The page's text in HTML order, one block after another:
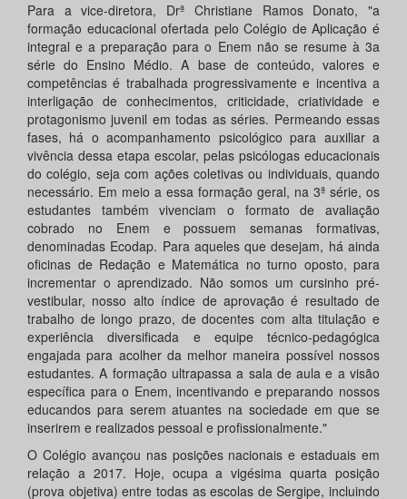
Para a vice-diretora, Drª Christiane Ramos Donato, "a
formação educacional ofertada pelo Colégio de Aplicação é
integral e a preparação para o Enem não se resume à 3a
série do Ensino Médio. A base de conteúdo, valores e
competências é trabalhada progressivamente e incentiva a
interligação de conhecimentos, criticidade, criatividade e
protagonismo juvenil em todas as séries. Permeando essas
fases, há o acompanhamento psicológico para auxiliar a
vivência dessa etapa escolar, pelas psicólogas educacionais
do colégio, seja com ações coletivas ou individuais, quando
necessário. Em meio a essa formação geral, na 3ª série, os
estudantes também vivenciam o formato de avaliação
cobrado no Enem e possuem semanas formativas,
denominadas Ecodap. Para aqueles que desejam, há ainda
oficinas de Redação e Matemática no turno oposto, para
incrementar o aprendizado. Não somos um cursinho pré-
vestibular, nosso alto índice de aprovação é resultado de
trabalho de longo prazo, de docentes com alta titulação e
experiência diversificada e equipe técnico-pedagógica
engajada para acolher da melhor maneira possível nossos
estudantes. A formação ultrapassa a sala de aula e a visão
específica para o Enem, incentivando e preparando nossos
educandos para serem atuantes na sociedade em que se
inserirem e realizados pessoal e profissionalmente."
O Colégio avançou nas posições nacionais e estaduais em
relação a 2017. Hoje, ocupa a vigésima quarta posição
(prova objetiva) entre todas as escolas de Sergipe, incluindo